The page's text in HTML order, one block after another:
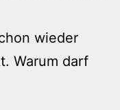
wieder
Warum darf